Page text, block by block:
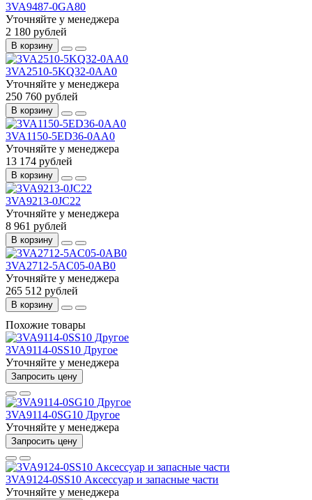
3VA9487-0GA80
Уточняйте у менеджера
2 180 рублей
В корзину
3VA2510-5KQ32-0AA0
Уточняйте у менеджера
250 760 рублей
В корзину
3VA1150-5ED36-0AA0
Уточняйте у менеджера
13 174 рублей
В корзину
3VA9213-0JC22
Уточняйте у менеджера
8 961 рублей
В корзину
3VA2712-5AC05-0AB0
Уточняйте у менеджера
265 512 рублей
В корзину
Похожие товары
3VA9114-0SS10 Другое
Уточняйте у менеджера
Запросить цену
3VA9114-0SG10 Другое
Уточняйте у менеджера
Запросить цену
3VA9124-0SS10 Аксессуар и запасные части
Уточняйте у менеджера